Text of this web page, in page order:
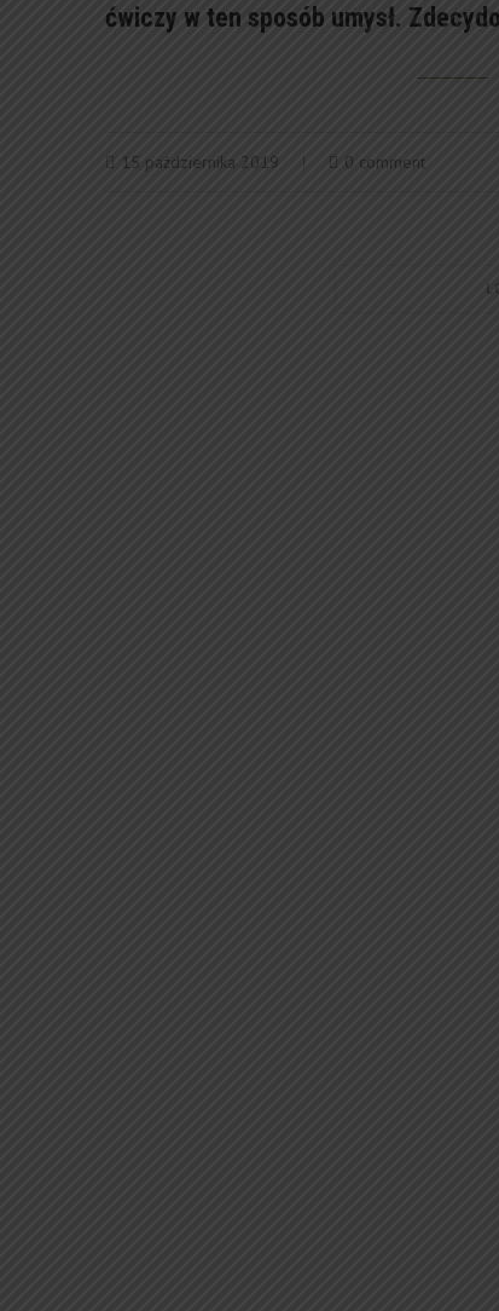
ćwiczy w ten sposób umysł.
15 października 2019 0 comment